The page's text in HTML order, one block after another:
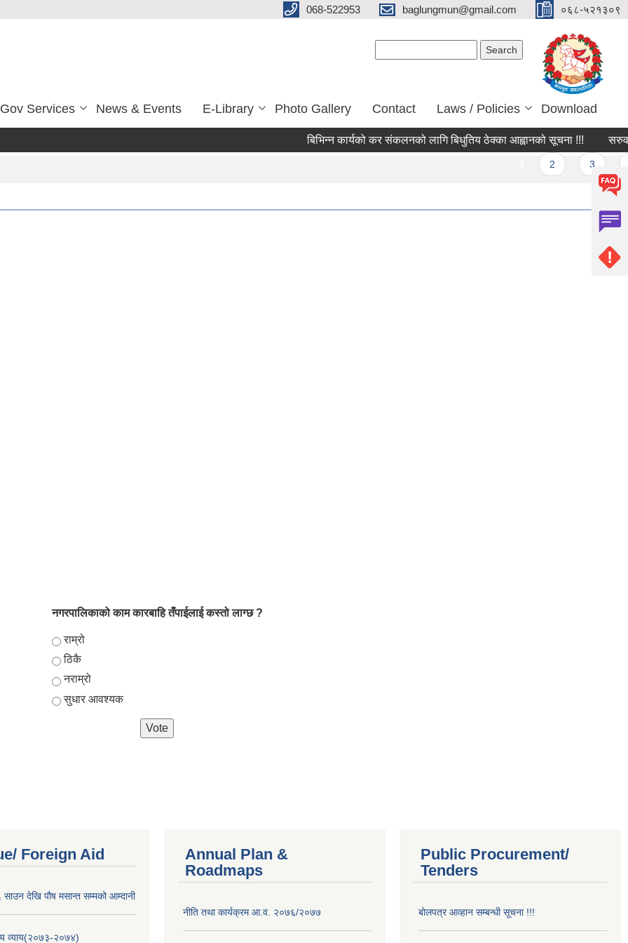
068-522953 baglungmun@gmail.com ०६८-५२१३०९
Services News & Events E-Library Photo Gallery Contact Laws / Policies Download
बिभिन्न कार्यको कर संकलनको लागि बिधुतिय ठेक्का आह्वानको सूचना !!! सरुवा
नगरपालिकाको काम कारबाहि तँपाईलाई कस्तो लाग्छ ?
Choices
राम्रो
ठिकै
नराम्रो
सुधार आवश्यक
Foreign Aid
साउन देखि पौष मसान्त सम्मको आम्दानी
२०७४)
Annual Plan &
Roadmaps
नीति तथा कार्यक्रम आ.व. २०७६/२०७७
Public Procurement/
Tenders
बोलपत्र आव्हान सम्बन्धी सूचना !!!